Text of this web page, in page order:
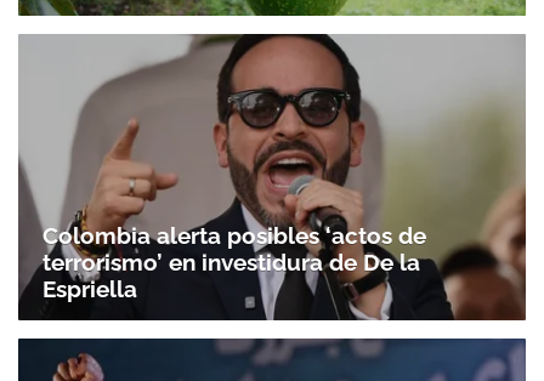
Colombia alerta posibles ‘actos de
terrorismo’ en investidura de De la
Espriella